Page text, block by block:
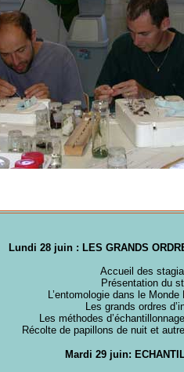
Lundi 28 juin : LES GRANDS
Accueil des
Présentation du
L’entomologie dans le
Les grands ordres
Les méthodes
Récolte de papillons de nuit et
Mardi 29 juin: